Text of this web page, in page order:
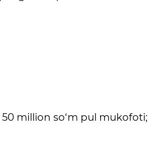
million so‘m pul mukofoti;